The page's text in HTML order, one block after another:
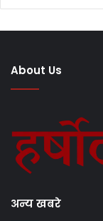
About Us
अन्य खबरे